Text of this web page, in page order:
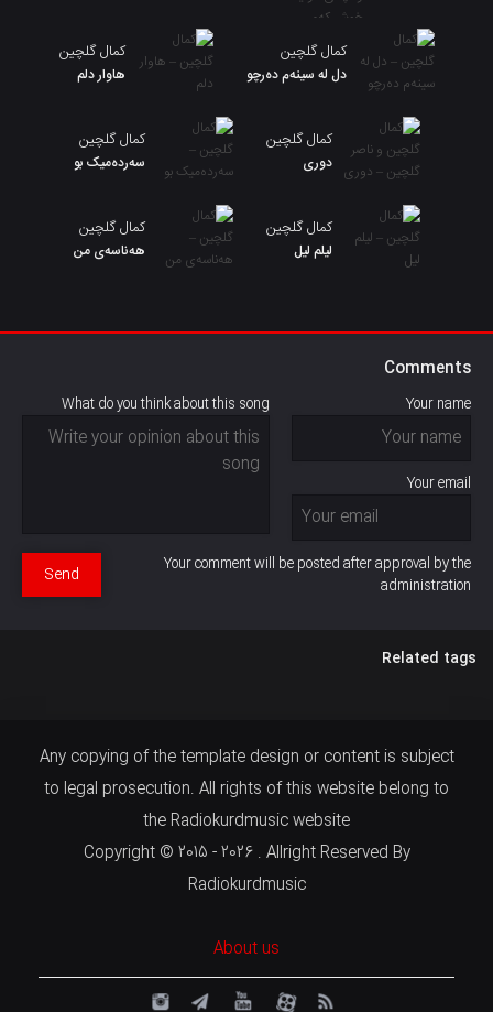
کمال گلچین
دل لە سینەم دەرچو
کمال گلچین
هاوار دلم
کمال گلچین
دوری
کمال گلچین
سەردەمیک بو
کمال گلچین
لیلم لیل
کمال گلچین
هەناسەی من
Comments
Your name
Your email
What do you think about this song
Your comment will be posted after approval by the
administration
Send
Related tags
Any copying of the template design or content is subject
to legal prosecution. All rights of this website belong to
the Radiokurdmusic website
Copyright © 2015 - 2026 . Allright Reserved By
Radiokurdmusic
About us